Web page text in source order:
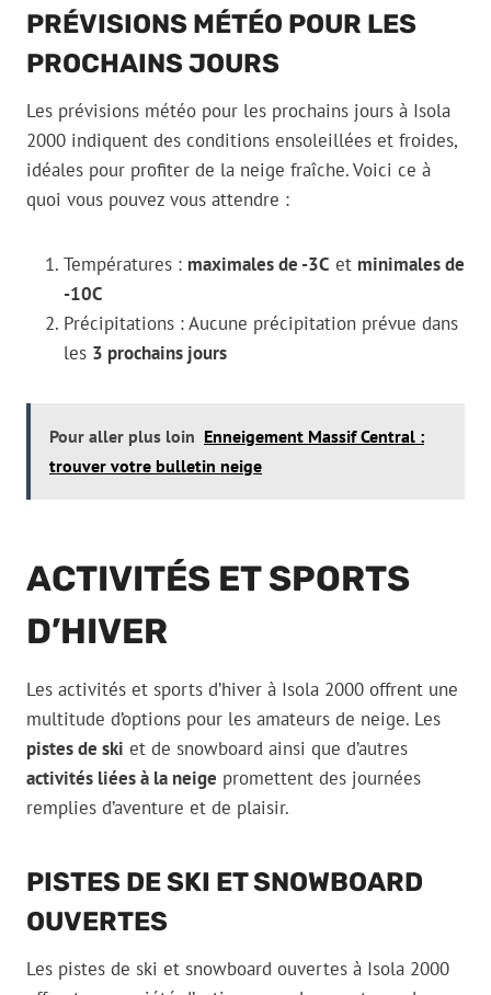
PRÉVISIONS MÉTÉO POUR LES
PROCHAINS JOURS
Les prévisions météo pour les prochains jours à Isola
2000 indiquent des conditions ensoleillées et froides,
idéales pour profiter de la neige fraîche. Voici ce à
quoi vous pouvez vous attendre :
Températures : maximales de -3C et minimales de
-10C
Précipitations : Aucune précipitation prévue dans
les 3 prochains jours
Pour aller plus loin Enneigement Massif Central :
trouver votre bulletin neige
ACTIVITÉS ET SPORTS
D’HIVER
Les activités et sports d’hiver à Isola 2000 offrent une
multitude d’options pour les amateurs de neige. Les
pistes de ski et de snowboard ainsi que d’autres
activités liées à la neige promettent des journées
remplies d’aventure et de plaisir.
PISTES DE SKI ET SNOWBOARD
OUVERTES
Les pistes de ski et snowboard ouvertes à Isola 2000